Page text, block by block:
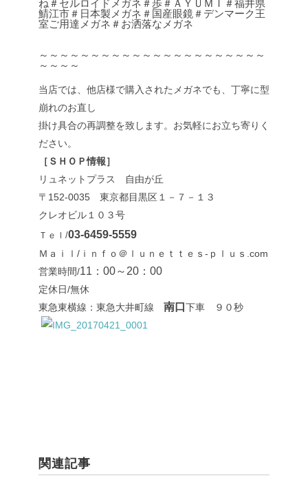
ね＃セルロイドメガネ＃歩＃ＡＹＵＭＩ＃福井県
鯖江市＃日本製メガネ＃国産眼鏡＃デンマーク王
室ご用達メガネ＃お洒落なメガネ
～～～～～～～～～～～～～～～～～～～～～～
～～～～
当店では、他店様で購入されたメガネでも、丁寧に型
崩れのお直し
掛け具合の再調整を致します。お気軽にお立ち寄りく
ださい。
［ＳＨＯＰ情報］
リュネットプラス 自由が丘
〒152-0035 東京都目黒区１－７－１３
クレオビル１０３号
Ｔｅｌ/03-6459-5559
Ｍａｉｌ/ｉｎｆｏ＠ｌｕｎｅｔｔｅｓ-ｐｌｕｓ.com
営業時間/11：00～20：00
定休日/無休
東急東横線：東急大井町線 南口 下車 ９０秒
関連記事